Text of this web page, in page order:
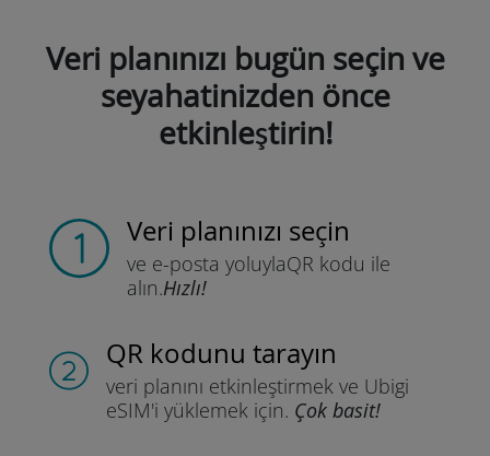
Veri planınızı bugün seçin ve
seyahatinizden önce
etkinleştirin!
Veri planınızı seçin
ve e-posta yoluylaQR kodu ile
alın.Hızlı!
QR kodunu tarayın
veri planını etkinleştirmek ve Ubigi
eSIM'i yüklemek için. Çok basit!